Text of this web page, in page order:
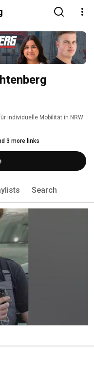
individuelle Mobilität in NRW
3 more links
Search